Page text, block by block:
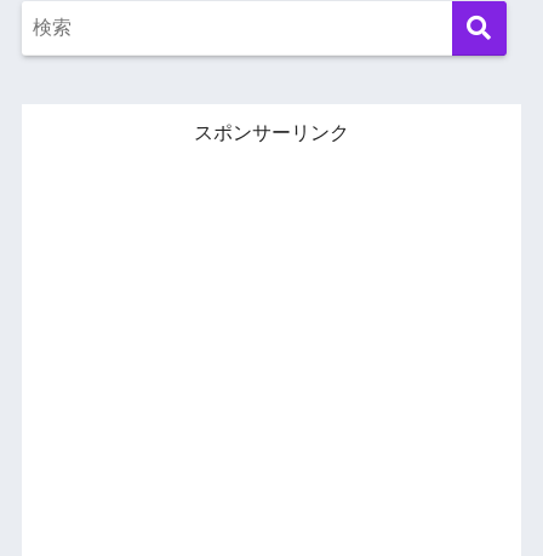
スポンサーリンク